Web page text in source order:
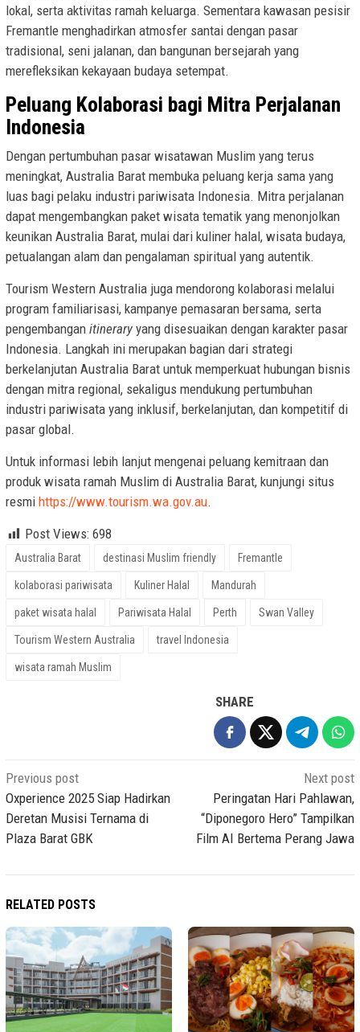
lokal, serta aktivitas ramah keluarga. Sementara kawasan pesisir
Fremantle menghadirkan atmosfer santai dengan pasar
tradisional, seni jalanan, dan bangunan bersejarah yang
merefleksikan kekayaan budaya setempat.
Peluang Kolaborasi bagi Mitra Perjalanan
Indonesia
Dengan pertumbuhan pasar wisatawan Muslim yang terus
meningkat, Australia Barat membuka peluang kerja sama yang
luas bagi pelaku industri pariwisata Indonesia. Mitra perjalanan
dapat mengembangkan paket wisata tematik yang menonjolkan
keunikan Australia Barat, mulai dari kuliner halal, wisata budaya,
petualangan alam dan pengalaman spiritual yang autentik.
Tourism Western Australia juga mendorong kolaborasi melalui
program familiarisasi, kampanye pemasaran bersama, serta
pengembangan itinerary yang disesuaikan dengan karakter pasar
Indonesia. Langkah ini merupakan bagian dari strategi
berkelanjutan Australia Barat untuk memperkuat hubungan bisnis
dengan mitra regional, sekaligus mendukung pertumbuhan
industri pariwisata yang inklusif, berkelanjutan, dan kompetitif di
pasar global.
Untuk informasi lebih lanjut mengenai peluang kemitraan dan
produk wisata ramah Muslim di Australia Barat, kunjungi situs
resmi https://www.tourism.wa.gov.au.
Post Views: 698
Australia Barat destinasi Muslim friendly Fremantle
kolaborasi pariwisata Kuliner Halal Mandurah
paket wisata halal Pariwisata Halal Perth Swan Valley
Tourism Western Australia travel Indonesia
wisata ramah Muslim
SHARE
Post
navigation
Previous post
Oxperience 2025 Siap Hadirkan
Deretan Musisi Ternama di
Plaza Barat GBK
Next post
Peringatan Hari Pahlawan,
“Diponegoro Hero” Tampilkan
Film AI Bertema Perang Jawa
RELATED POSTS